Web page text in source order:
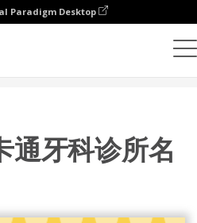
Paradigm Desktop
通牙科诊所名